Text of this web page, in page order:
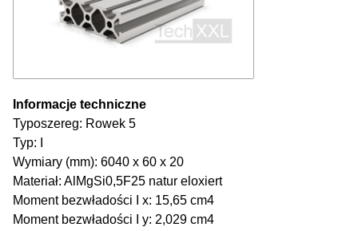
Informacje techniczne
Typoszereg: Rowek 5
Typ: I
Wymiary (mm): 6040 x 60 x 20
Materiał: AlMgSi0,5F25 natur eloxiert
Moment bezwładości I x: 15,65 cm4
Moment bezwładości I y: 2,029 cm4